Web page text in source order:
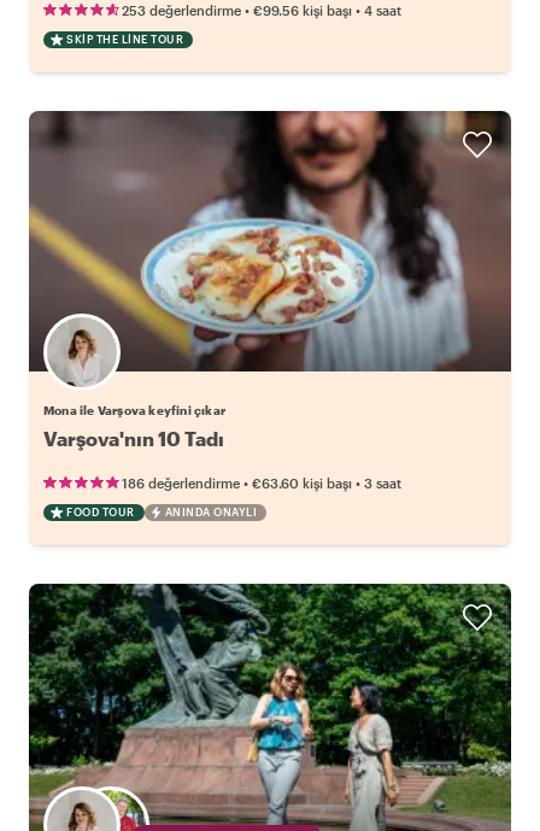
253 değerlendirme • €99.56 kişi başı • 4 saat
SKIP THE LINE TOUR
Mona ile Varşova keyfini çıkar
Varşova'nın 10 Tadı
186 değerlendirme • €63.60 kişi başı • 3 saat
FOOD TOUR ANINDA ONAYLI